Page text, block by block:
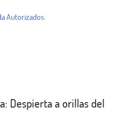
Despierta a orillas del